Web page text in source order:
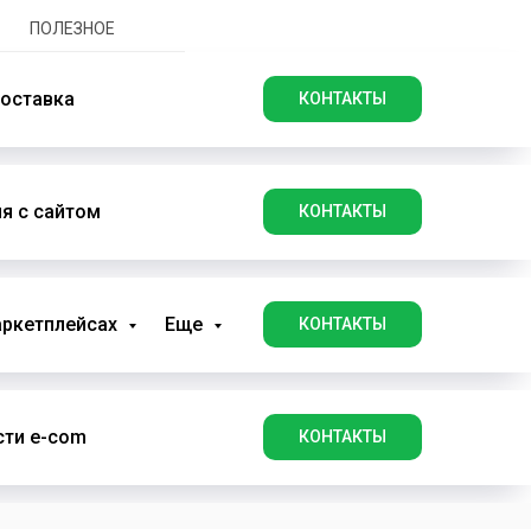
ПОЛЕЗНОЕ
КОНТАКТЫ
с сайтом КОНТАКТЫ
Еще КОНТАКТЫ
e-com КОНТАКТЫ